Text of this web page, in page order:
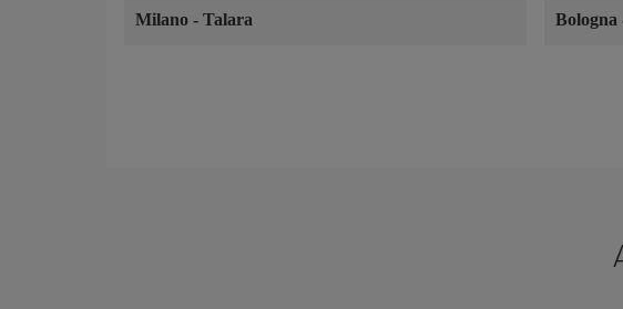
Milano - Talara Bologna